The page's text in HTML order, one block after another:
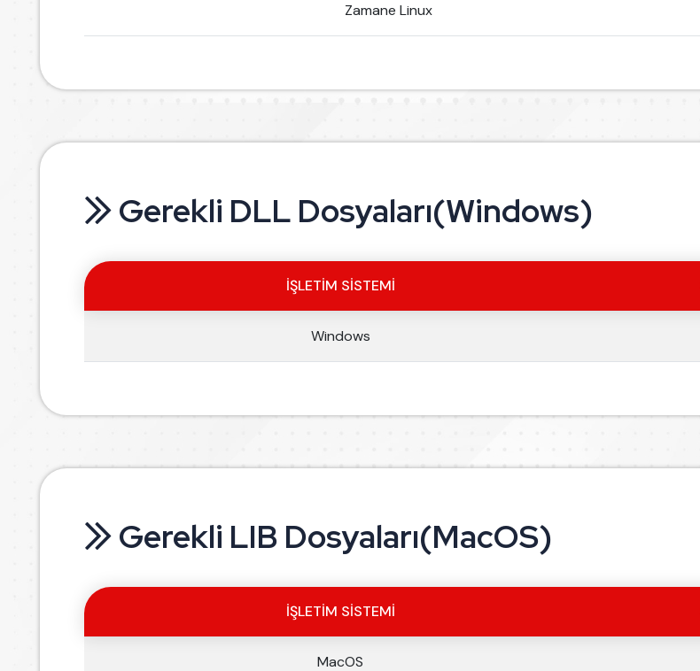
Zamane Linux
Gerekli DLL Dosyaları(Windows)
İŞLETIM SISTEMI
Windows
Gerekli LIB Dosyaları(MacOS)
İŞLETIM SISTEMI
MacOS